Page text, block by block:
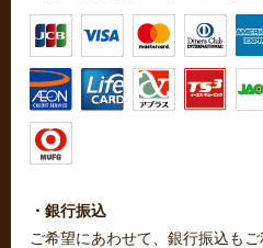
・銀行振込
ご希望にあわせて、銀行振込もご